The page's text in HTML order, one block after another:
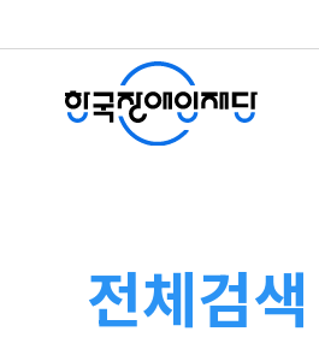
전체검색